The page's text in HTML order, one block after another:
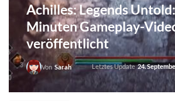
Achilles: Legends
Minuten Gameplay-
veröffentlicht
Von Sarah Letztes Update24.